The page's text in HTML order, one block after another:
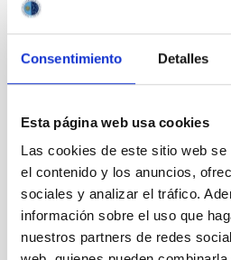
Consentimiento Detalles
Esta página web usa cookies
Las cookies de este sitio web
el contenido y los anuncios,
sociales y analizar el tráfico.
información sobre el uso que
nuestros partners de redes